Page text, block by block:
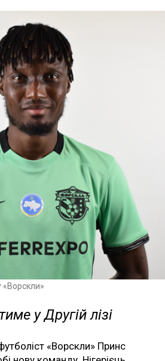
«Ворскли»
у Другій лізі
«Ворскли» Принс